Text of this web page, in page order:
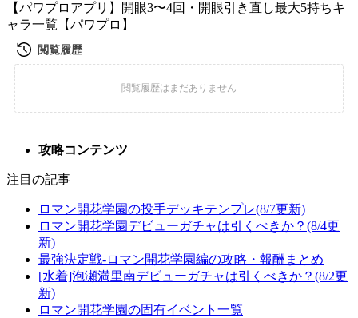
【パワプロアプリ】開眼3〜4回・開眼引き直し最大5持ちキ
ャラ一覧【パワプロ】
攻略コンテンツ
注目の記事
ロマン開花学園の投手デッキテンプレ(8/7更新)
ロマン開花学園デビューガチャは引くべきか？(8/4更
新)
最強決定戦-ロマン開花学園編の攻略・報酬まとめ
[水着]泡瀬満里南デビューガチャは引くべきか？(8/2更
新)
ロマン開花学園の固有イベント一覧